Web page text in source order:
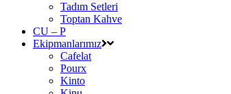
Tadım Setleri
Toptan Kahve
CU – P
Ekipmanlarımız
Cafelat
Pourx
Kinto